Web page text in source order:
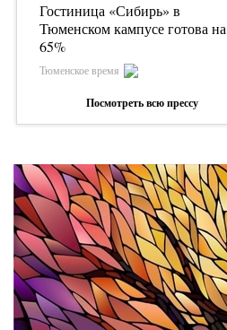
Гостиница «Сибирь» в
Тюменском кампусе готова на
65%
Тюменское время
Посмотреть всю прессу